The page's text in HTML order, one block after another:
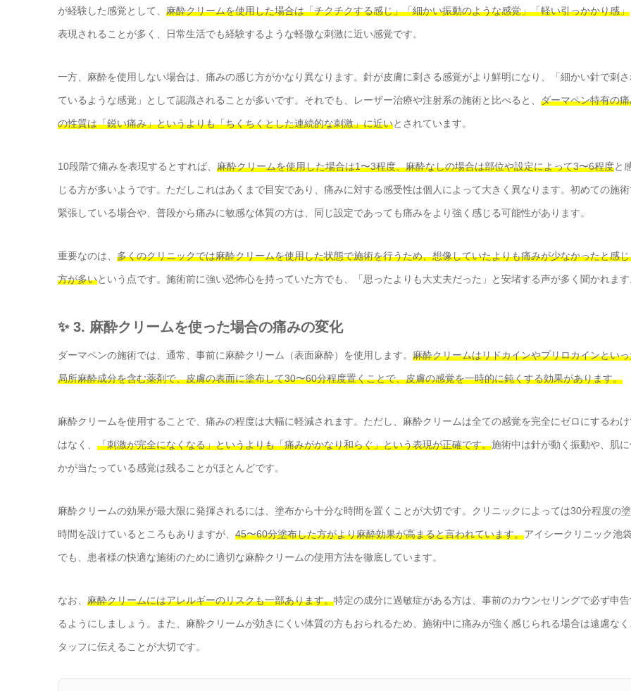
が経験した感覚として、 麻酔クリームを使用した場合は「チクチクする感じ」「細かい振動のような感覚」「軽い引っかかり感」
表現されることが多く、日常生活でも経験するような軽微な刺激に近い感覚です。
一方、麻酔を使用しない場合は、痛みの感じ方がかなり異なります。針が皮膚に刺さる感覚がより鮮明になり、「細かい針で刺
ているような感覚」として認識されることが多いです。それでも、レーザー治療や注射系の施術と比べると、 ダーマペン特有の
の性質は「鋭い痛み」というよりも「ちくちくとした連続的な刺激」に近いとされています。
10段階で痛みを表現するとすれば、 麻酔クリームを使用した場合は1〜3程度、麻酔なしの場合は部位や設定によって3〜6程度と
じる方が多いようです。ただしこれはあくまで目安であり、痛みに対する感受性は個人によって大きく異なります。初めての施
緊張している場合や、普段から痛みに敏感な体質の方は、同じ設定であっても痛みをより強く感じる可能性があります。
重要なのは、 多くのクリニックでは麻酔クリームを使用した状態で施術を行うため、想像していたよりも痛みが少なかったと感
方が多いという点です。施術前に強い恐怖心を持っていた方でも、「思ったよりも大丈夫だった」と安堵する声が多く聞かれます
✨ 3. 麻酔クリームを使った場合の痛みの変化
ダーマペンの施術では、通常、事前に麻酔クリーム（表面麻酔）を使用します。 麻酔クリームはリドカインやプリロカインとい
局所麻酔成分を含む薬剤で、皮膚の表面に塗布して30〜60分程度置くことで、皮膚の感覚を一時的に鈍くする効果があります。
麻酔クリームを使用することで、痛みの程度は大幅に軽減されます。ただし、麻酔クリームは全ての感覚を完全にゼロにするわ
はなく、 「刺激が完全になくなる」というよりも「痛みがかなり和らぐ」という表現が正確です。施術中は針が動く振動や、肌
かが当たっている感覚は残ることがほとんどです。
麻酔クリームの効果が最大限に発揮されるには、塗布から十分な時間を置くことが大切です。クリニックによっては30分程度の
時間を設けているところもありますが、 45〜60分塗布した方がより麻酔効果が高まると言われています。アイシークリニック池
でも、患者様の快適な施術のために適切な麻酔クリームの使用方法を徹底しています。
なお、 麻酔クリームにはアレルギーのリスクも一部あります。特定の成分に過敏症がある方は、事前のカウンセリングで必ず申告
るようにしましょう。また、麻酔クリームが効きにくい体質の方もおられるため、施術中に痛みが強く感じられる場合は遠慮なく
タッフに伝えることが大切です。